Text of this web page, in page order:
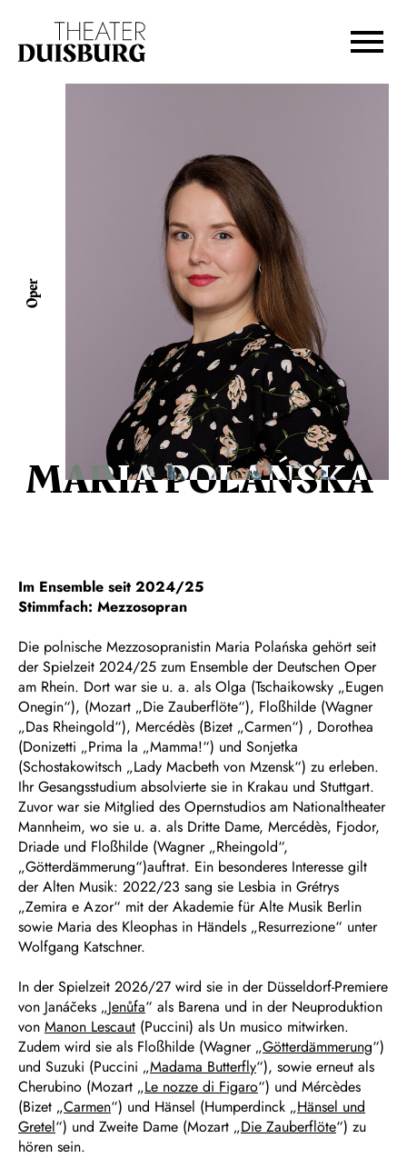
Zur Hauptnavigation springen
Zum Footer springen
Oper
MARIA POLAŃSKA
Im Ensemble seit 2024/25
Stimmfach: Mezzosopran
Die polnische Mezzosopranistin Maria Polańska gehört seit
der Spielzeit 2024/25 zum Ensemble der Deutschen Oper
am Rhein. Dort war sie u. a. als Olga (Tschaikowsky „Eugen
Onegin“), (Mozart „Die Zauberflöte“), Floßhilde (Wagner
„Das Rheingold“), Mercédès (Bizet „Carmen“) , Dorothea
(Donizetti „Prima la „Mamma!“) und Sonjetka
(Schostakowitsch „Lady Macbeth von Mzensk“) zu erleben.
Ihr Gesangsstudium absolvierte sie in Krakau und Stuttgart.
Zuvor war sie Mitglied des Opernstudios am Nationaltheater
Mannheim, wo sie u. a. als Dritte Dame, Mercédès, Fjodor,
Driade und Floßhilde (Wagner „Rheingold“,
„Götterdämmerung“)auftrat. Ein besonderes Interesse gilt
der Alten Musik: 2022/23 sang sie Lesbia in Grétrys
„Zemira e Azor“ mit der Akademie für Alte Musik Berlin
sowie Maria des Kleophas in Händels „Resurrezione“ unter
Wolfgang Katschner.
In der Spielzeit 2026/27 wird sie in der Düsseldorf-Premiere
von Janáčeks „Jenůfa“ als Barena und in der Neuproduktion
von Manon Lescaut (Puccini) als Un musico mitwirken.
Zudem wird sie als Floßhilde (Wagner „Götterdämmerung“)
und Suzuki (Puccini „Madama Butterfly“), sowie erneut als
Cherubino (Mozart „Le nozze di Figaro“) und Mércèdes
(Bizet „Carmen“) und Hänsel (Humperdinck „Hänsel und
Gretel“) und Zweite Dame (Mozart „Die Zauberflöte“) zu
hören sein.